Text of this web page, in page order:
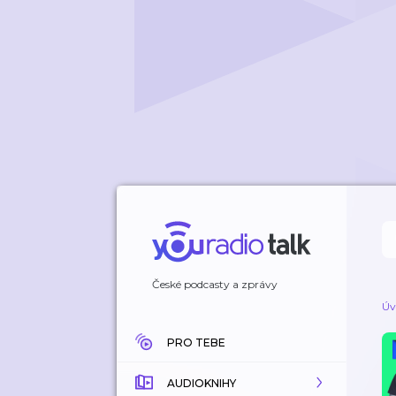
České podcasty a zprávy
PRO TEBE
AUDIOKNIHY